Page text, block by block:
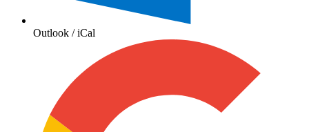
Outlook / iCal